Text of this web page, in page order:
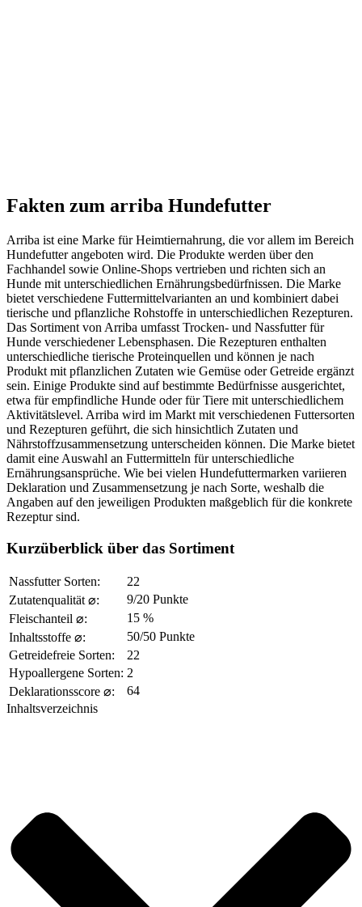
Fakten zum arriba Hundefutter
Arriba ist eine Marke für Heimtiernahrung, die vor allem im Bereich
Hundefutter angeboten wird. Die Produkte werden über den
Fachhandel sowie Online-Shops vertrieben und richten sich an
Hunde mit unterschiedlichen Ernährungsbedürfnissen. Die Marke
bietet verschiedene Futtermittelvarianten an und kombiniert dabei
tierische und pflanzliche Rohstoffe in unterschiedlichen Rezepturen.
Das Sortiment von Arriba umfasst Trocken- und Nassfutter für
Hunde verschiedener Lebensphasen. Die Rezepturen enthalten
unterschiedliche tierische Proteinquellen und können je nach
Produkt mit pflanzlichen Zutaten wie Gemüse oder Getreide ergänzt
sein. Einige Produkte sind auf bestimmte Bedürfnisse ausgerichtet,
etwa für empfindliche Hunde oder für Tiere mit unterschiedlichem
Aktivitätslevel. Arriba wird im Markt mit verschiedenen Futtersorten
und Rezepturen geführt, die sich hinsichtlich Zutaten und
Nährstoffzusammensetzung unterscheiden können. Die Marke bietet
damit eine Auswahl an Futtermitteln für unterschiedliche
Ernährungsansprüche. Wie bei vielen Hundefuttermarken variieren
Deklaration und Zusammensetzung je nach Sorte, weshalb die
Angaben auf den jeweiligen Produkten maßgeblich für die konkrete
Rezeptur sind.
Kurzüberblick über das Sortiment
Nassfutter Sorten:
22
Zutatenqualität ⌀:
9/20 Punkte
Fleischanteil ⌀:
15 %
Inhaltsstoffe ⌀:
50/50 Punkte
Getreidefreie Sorten:
22
Hypoallergene Sorten: 2
Deklarationsscore ⌀:
64
Inhaltsverzeichnis​